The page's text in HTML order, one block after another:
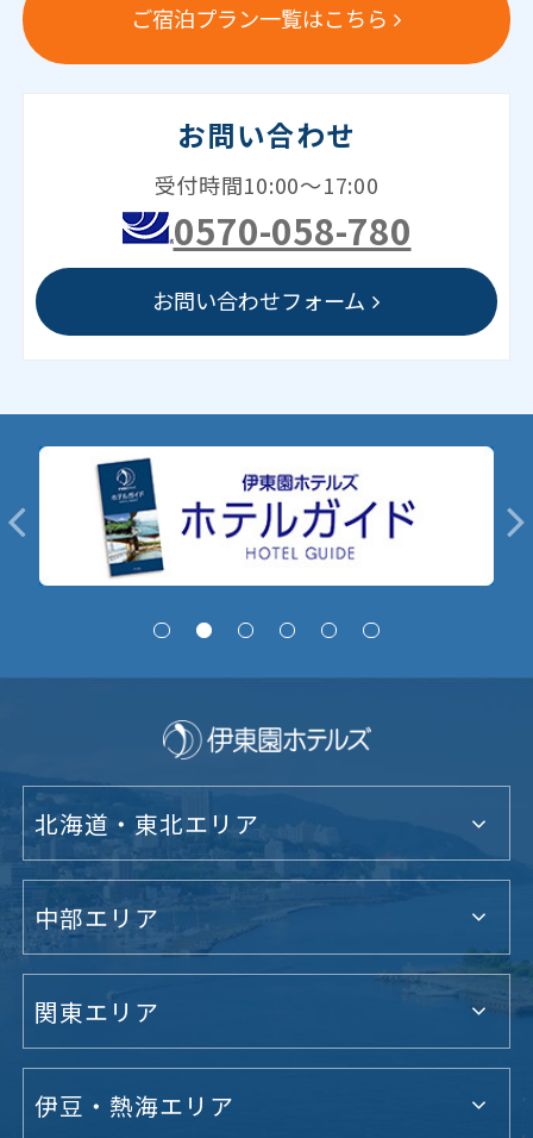
ご宿泊プラン一覧はこちら
お問い合わせ
受付時間10:00～17:00
0570-058-780
お問い合わせフォーム
北海道・東北エリア
中部エリア
関東エリア
伊豆・熱海エリア